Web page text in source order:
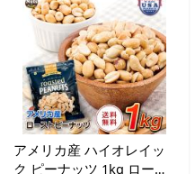
アメリカ産 ハイオレイッ
ク ピーナッツ 1kg ロース